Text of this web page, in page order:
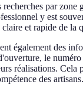
par zone
y est
et rapide de la
également des
le
réalisations. Cela
des artisans.